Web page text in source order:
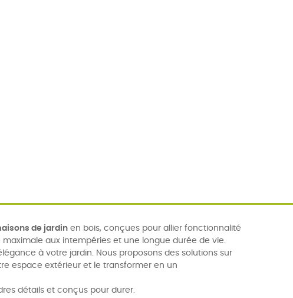
de jardin en bois, conçues pour allier fonctionnalité
aux intempéries et une longue durée de vie.
à votre jardin. Nous proposons des solutions sur
espace extérieur et le transformer en un
détails et conçus pour durer.